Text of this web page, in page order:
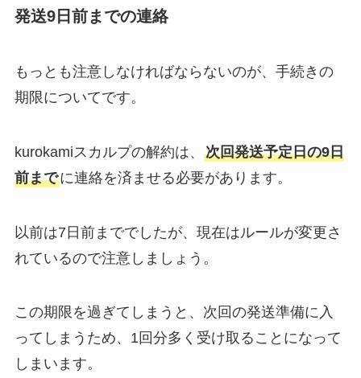
発送9日前までの連絡
もっとも注意しなければならないのが、手続きの
期限についてです。
kurokamiスカルプの解約は、 次回発送予定日の9日
前までに連絡を済ませる必要があります。
以前は7日前まででしたが、現在はルールが変更さ
れているので注意しましょう。
この期限を過ぎてしまうと、次回の発送準備に入
ってしまうため、1回分多く受け取ることになって
しまいます。